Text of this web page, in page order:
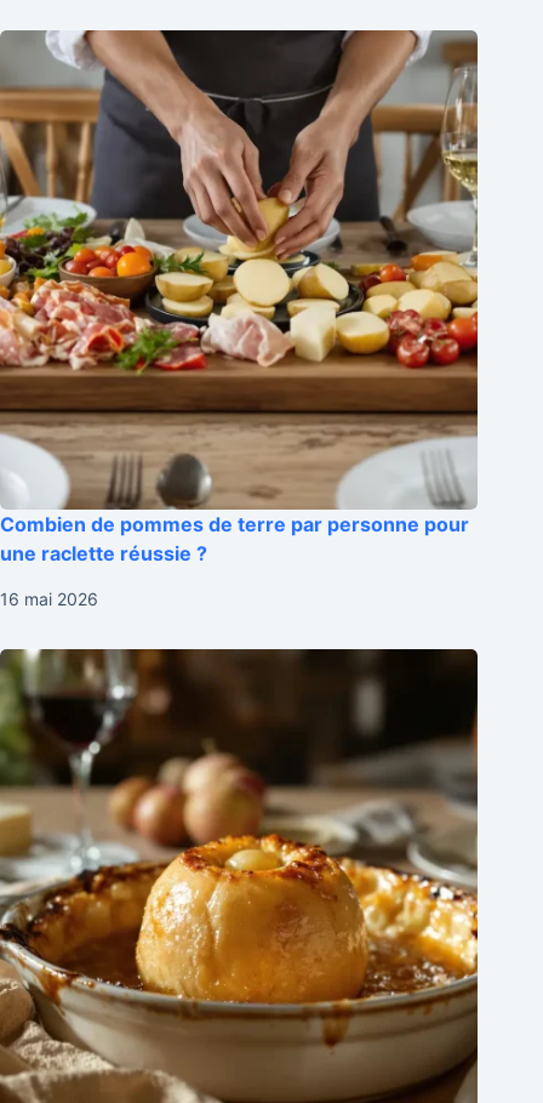
Combien de pommes de terre par personne pour
une raclette réussie ?
16 mai 2026